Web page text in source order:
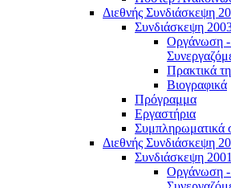
Διεθνής Συνδιάσκεψη
Συνδιάσκεψη
Οργάνωση -
Πρακτικά
Βιογραφικά
Πρόγραμμα
Εργαστήρια
Συμπληρωματικά
Διεθνής Συνδιάσκεψη
Συνδιάσκεψη 2001
Οργάνωση -